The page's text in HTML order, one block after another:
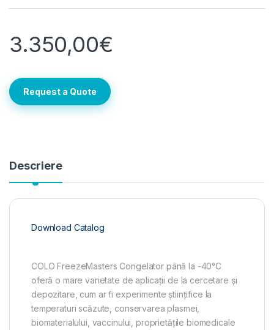
3.350,00€
Request a Quote
Descriere
Download Catalog
COLO FreezeMasters Congelator până la -40°C
oferă o mare varietate de aplicații de la cercetare și
depozitare, cum ar fi experimente științifice la
temperaturi scăzute, conservarea plasmei,
biomaterialului, vaccinului, proprietățile biomedicale